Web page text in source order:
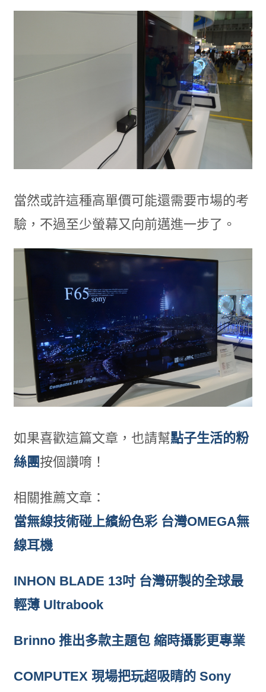
當然或許這種高單價可能還需要市場的考
驗，不過至少螢幕又向前邁進一步了。
如果喜歡這篇文章，也請幫點子生活的粉
絲團按個讚唷！
相關推薦文章：
當無線技術碰上繽紛色彩 台灣OMEGA無
線耳機
INHON BLADE 13吋 台灣研製的全球最
輕薄 Ultrabook
Brinno 推出多款主題包 縮時攝影更專業
COMPUTEX 現場把玩超吸睛的 Sony